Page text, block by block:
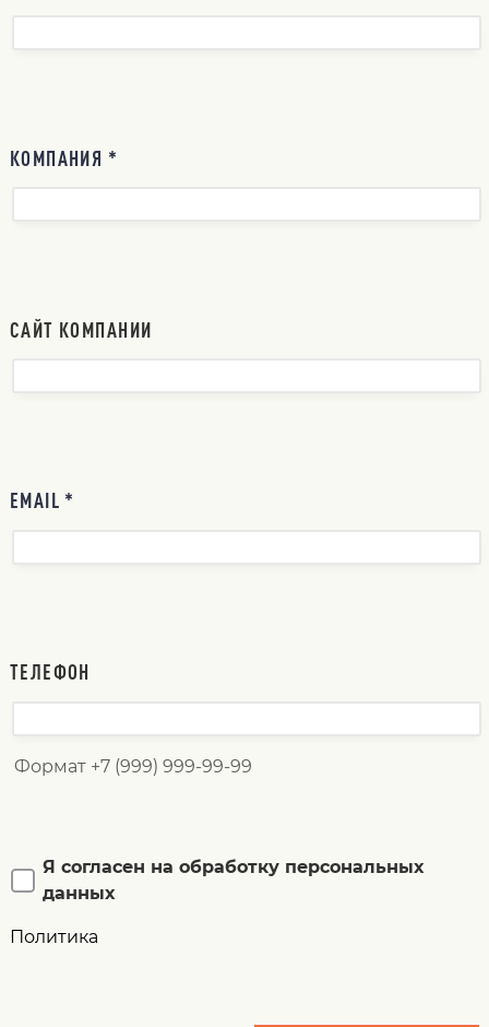
КОМПАНИЯ *
САЙТ КОМПАНИИ
EMAIL *
ТЕЛЕФОН
Формат +7 (999) 999-99-99
Я согласен на обработку персональных
данных
Политика